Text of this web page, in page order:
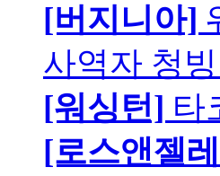
[버지니아]
사역자 청
[워싱턴] 타
[로스앤젤